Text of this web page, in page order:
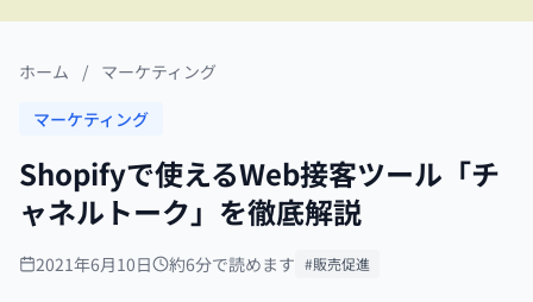
ホーム / マーケティング
マーケティング
Shopifyで使えるWeb接客ツール「チ
ャネルトーク」を徹底解説
2021年6月10日 約6分で読めます #販売促進